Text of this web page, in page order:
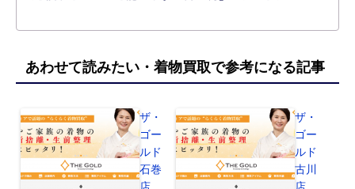
あわせて読みたい・着物買取で参考になる記事
ザ・
ゴー
ルド
石巻
ザ・
ゴー
ルド
古川